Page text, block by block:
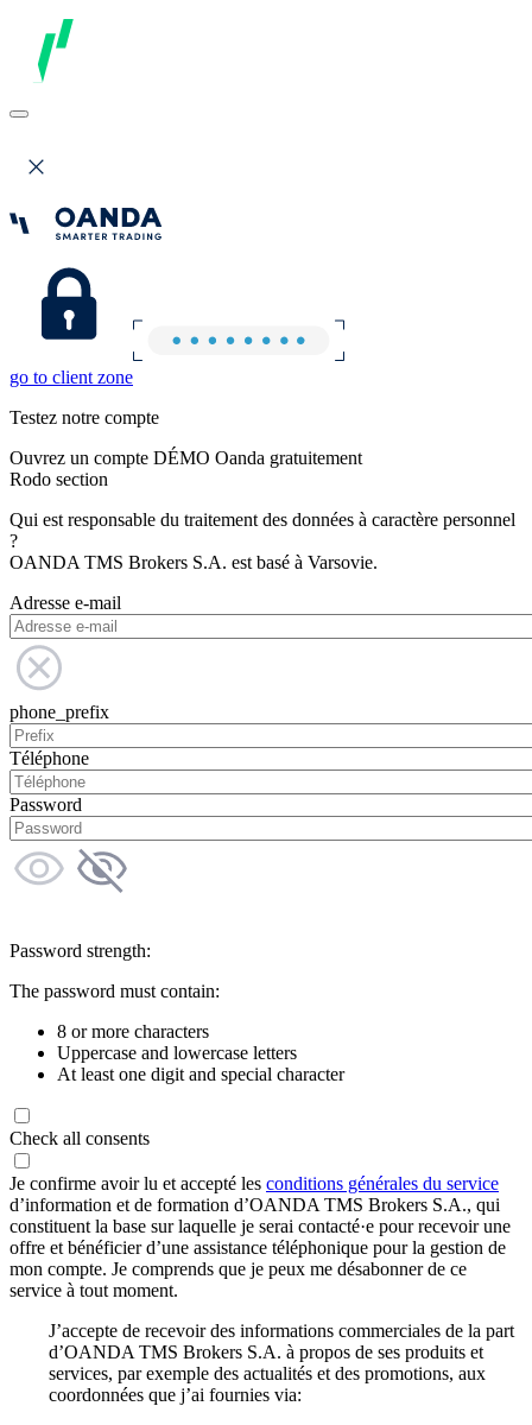
go to client zone
Testez notre compte
Ouvrez un compte DÉMO Oanda gratuitement
Rodo section
Qui est responsable du traitement des données à caractère personnel
?
OANDA TMS Brokers S.A. est basé à Varsovie.
Adresse e-mail
phone_prefix
Téléphone
Password
Password strength:
The password must contain:
8 or more characters
Uppercase and lowercase letters
At least one digit and special character
Check all consents
Je confirme avoir lu et accepté les conditions générales du service
d’information et de formation d’OANDA TMS Brokers S.A., qui
constituent la base sur laquelle je serai contacté·e pour recevoir une
offre et bénéficier d’une assistance téléphonique pour la gestion de
mon compte. Je comprends que je peux me désabonner de ce
service à tout moment.
J’accepte de recevoir des informations commerciales de la part
d’OANDA TMS Brokers S.A. à propos de ses produits et
services, par exemple des actualités et des promotions, aux
coordonnées que j’ai fournies via: